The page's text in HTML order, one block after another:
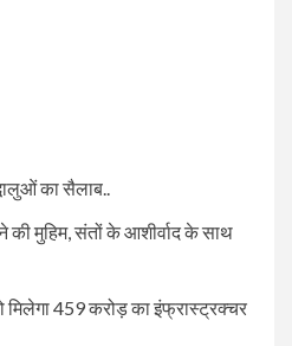
का सैलाब..
मुहिम, संतों के आशीर्वाद के साथ
मिलेगा 459 करोड़ का इंफ्रास्ट्रक्चर